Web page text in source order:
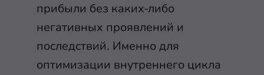
прибыли без каких-либо
негативных проявлений и
последствий. Именно для
оптимизации внутреннего цикла